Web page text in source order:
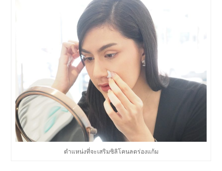
ตำแหน่งที่จะเสริมซิลิโคนลดร่องแก้ม